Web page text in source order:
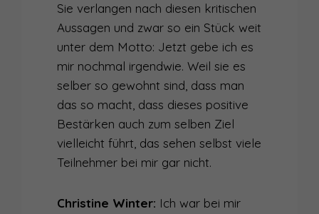
Sie verlangen nach diesen kritischen
Aussagen und zwar so ein Stück weit
unter dem Motto: Jetzt gebe ich es
mir nochmal irgendwie. Weil sie es
selber so gewohnt sind, dass man
das so macht, dass dieses positive
Bestärken auch zum selben Ziel
vielleicht führt, das sehen selbst viele
Teilnehmer bei mir gar nicht.
Christine Winter: Ich war bei mir